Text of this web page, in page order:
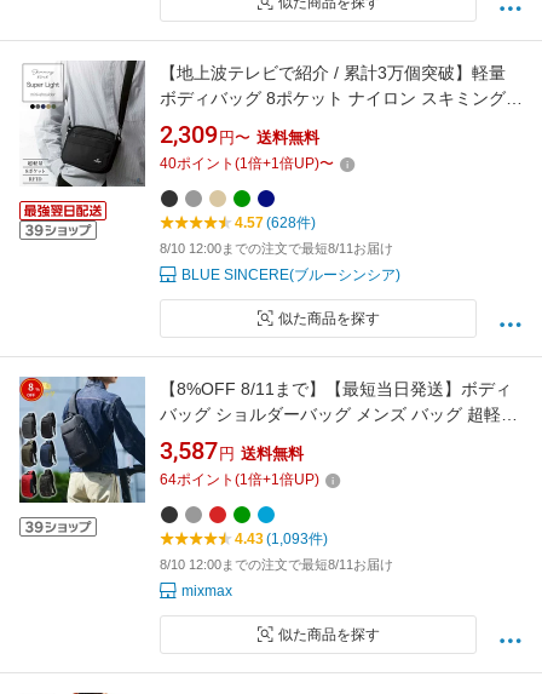
【地上波テレビで紹介 / 累計3万個突破】軽量
ボディバッグ 8ポケット ナイロン スキミング防
止 撥水 ミニ 大容量 メンズ レディース サコッ
シュ 軽い RFID 斜めがけ カジュアル シンプル
肩掛け ショルダーバッグ 定番 鞄 磁気 防止 シ
ョルダーバック ブランド / SHB11
2,309 円〜 送料無料
40ポイント (1倍+1倍UP)〜
4.57(628件)
8/10 12:00までの注文で最短8/11お届け
BLUE SINCERE(ブルーシンシア)
似た商品を探す
【8%OFF 8/11まで】【最短当日発送】ボディ
バッグ ショルダーバッグ メンズ バッグ 超軽量
大容量 ボディーバッグ 斜めがけ 肩掛け 防犯
USB充電 携帯充電 撥水 おしゃれ 通勤 通学 ア
ウトドア 海外旅行 スリ対策 バッグ ipad対応 ボ
ディバック
3,587 円 送料無料
64ポイント (1倍+1倍UP)
4.43(1,093件)
8/10 12:00までの注文で最短8/11お届け
mixmax
似た商品を探す